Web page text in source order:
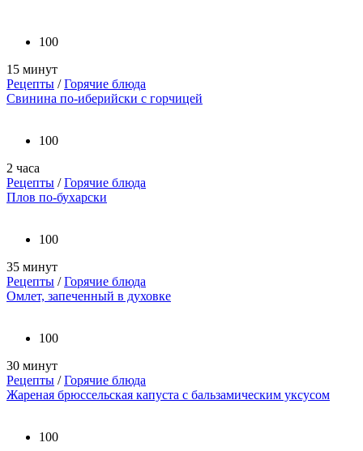
100
15 минут
Рецепты /Горячие блюда
Свинина по-иберийски с горчицей
100
2 часа
Рецепты /Горячие блюда
Плов по-бухарски
100
35 минут
Рецепты /Горячие блюда
Омлет, запеченный в духовке
100
30 минут
Рецепты /Горячие блюда
Жареная брюссельская капуста с бальзамическим уксусом
100